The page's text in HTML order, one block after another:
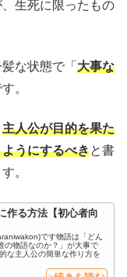
生死に限ったもの
な状態で「 大事な
。
主人公が目的を果た
うにするべきと書
。
作る方法【初心者向
です物語は「どん
の物語なのか？」が大事で
な主人公の簡単な作り方を